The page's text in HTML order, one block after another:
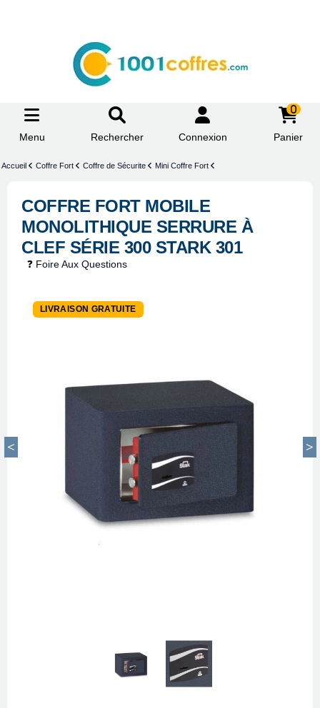
Menu Rechercher Connexion
0
Panier
Accueil Coffre Fort Coffre de Sécurite Mini Coffre Fort
COFFRE FORT MOBILE
MONOLITHIQUE SERRURE À
CLEF SÉRIE 300 STARK 301
❓ Foire Aux Questions
LIVRAISON GRATUITE